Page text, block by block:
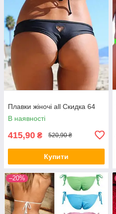
Плавки жіночі all Скидка 64
В наявності
415,90 ₴ 520,90 ₴
Купити
–20%